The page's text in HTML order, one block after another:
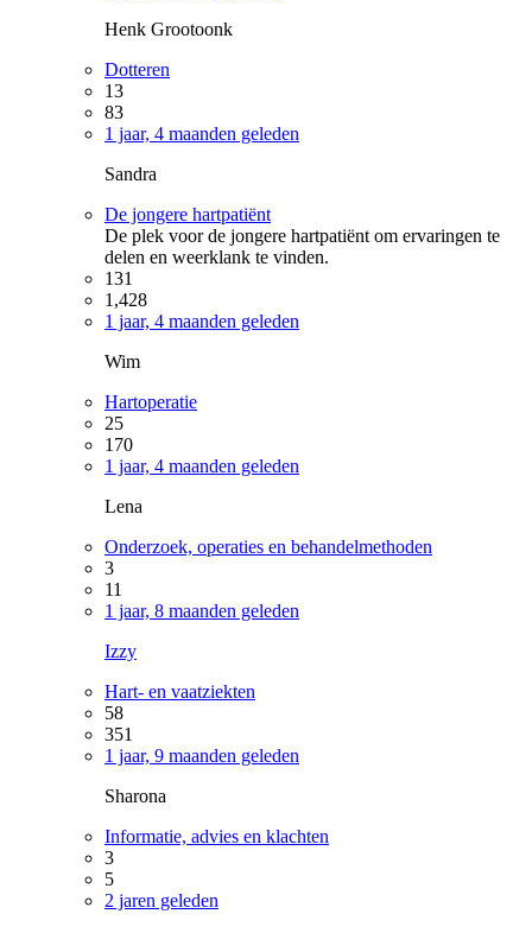
Henk Grootoonk
Dotteren
13
83
1 jaar, 4 maanden geleden
Sandra
De jongere hartpatiënt
De plek voor de jongere hartpatiënt om ervaringen te
delen en weerklank te vinden.
131
1,428
1 jaar, 4 maanden geleden
Wim
Hartoperatie
25
170
1 jaar, 4 maanden geleden
Lena
Onderzoek, operaties en behandelmethoden
3
11
1 jaar, 8 maanden geleden
Izzy
Hart- en vaatziekten
58
351
1 jaar, 9 maanden geleden
Sharona
Informatie, advies en klachten
3
5
2 jaren geleden